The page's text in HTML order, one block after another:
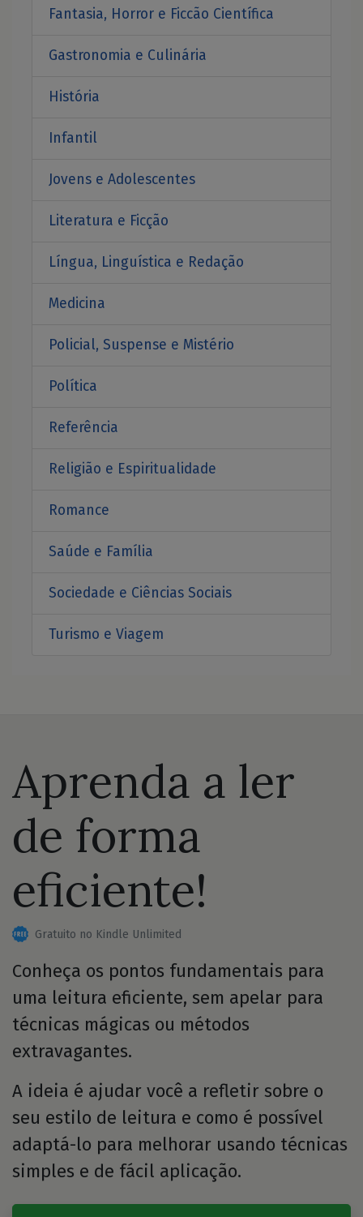
Fantasia, Horror e Ficcão Científica
Gastronomia e Culinária
História
Infantil
Jovens e Adolescentes
Literatura e Ficção
Língua, Linguística e Redação
Medicina
Policial, Suspense e Mistério
Política
Referência
Religião e Espiritualidade
Romance
Saúde e Família
Sociedade e Ciências Sociais
Turismo e Viagem
Aprenda a ler
de forma
eficiente!
Gratuito no Kindle Unlimited
Conheça os pontos fundamentais para
uma leitura eficiente, sem apelar para
técnicas mágicas ou métodos
extravagantes.
A ideia é ajudar você a refletir sobre o
seu estilo de leitura e como é possível
adaptá-lo para melhorar usando técnicas
simples e de fácil aplicação.